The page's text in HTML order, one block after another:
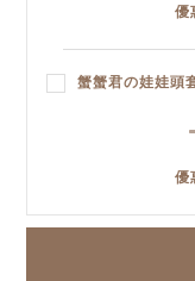
優
蟹蟹君の娃娃頭
優